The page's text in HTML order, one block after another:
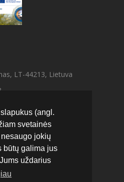
(angl.
svetainės
jokių
būtų galima jus
uždarius
LT-44213, Lietuva